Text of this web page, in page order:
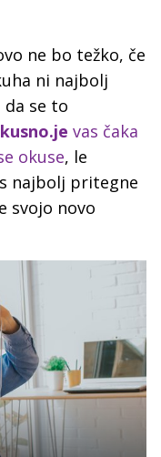
ne bo težko, če
ni najbolj
da se to
vas čaka
okuse, le
najbolj pritegne
svojo novo